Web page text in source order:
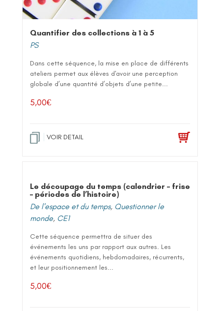
Quantifier des collections à 1 à 5
PS
Dans cette séquence, la mise en place de différents
ateliers permet aux élèves d'avoir une perception
globale d’une quantité d’objets d’une petite...
5,00€
VOIR DETAIL
Le découpage du temps (calendrier – frise
– périodes de l’histoire)
De l'espace et du temps, Questionner le
monde, CE1
Cette séquence permettra de situer des
événements les uns par rapport aux autres. Les
événements quotidiens, hebdomadaires, récurrents,
et leur positionnement les...
5,00€